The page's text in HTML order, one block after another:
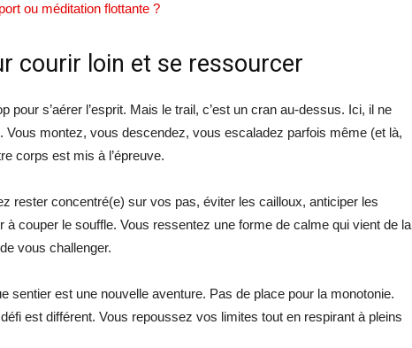
ou méditation flottante ?
courir loin et se ressourcer
pour s’aérer l’esprit. Mais le trail, c’est un cran au-dessus. Ici, il ne
Vous montez, vous descendez, vous escaladez parfois même (et là,
corps est mis à l’épreuve.
rester concentré(e) sur vos pas, éviter les cailloux, anticiper les
couper le souffle. Vous ressentez une forme de calme qui vient de la
vous challenger.
sentier est une nouvelle aventure. Pas de place pour la monotonie.
est différent. Vous repoussez vos limites tout en respirant à pleins